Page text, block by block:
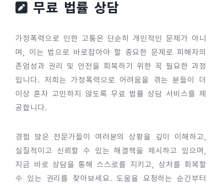
무료 법률 상담
가정폭력으로 인한 고통은 단순히 개인적인 문제가 아니
며, 이는 법으로 바로잡아야 할 중요한 문제로 피해자의
존엄성과 권리 및 안전을 회복하기 위한 꼭 필요한 과정
입니다. 저희는 가정폭력으로 어려움을 겪는 분들이 더
이상 혼자 고민하지 않도록 무료 법률 상담 서비스를 제
공합니다.
경험 많은 전문가들이 여러분의 상황을 깊이 이해하고,
실질적이고 신뢰할 수 있는 해결책을 제시하고 있으며,
지금 바로 상담을 통해 스스로를 지키고, 상처를 회복할
수 있는 권리를 찾아보세요. 도움을 요청하는 순간부터